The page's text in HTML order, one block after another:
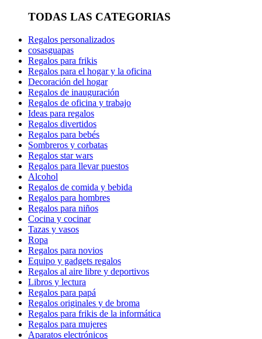
TODAS LAS CATEGORIAS
Regalos personalizados
cosasguapas
Regalos para frikis
Regalos para el hogar y la oficina
Decoración del hogar
Regalos de inauguración
Regalos de oficina y trabajo
Ideas para regalos
Regalos divertidos
Regalos para bebés
Sombreros y corbatas
Regalos star wars
Regalos para llevar puestos
Alcohol
Regalos de comida y bebida
Regalos para hombres
Regalos para niños
Cocina y cocinar
Tazas y vasos
Ropa
Regalos para novios
Equipo y gadgets regalos
Regalos al aire libre y deportivos
Libros y lectura
Regalos para papá
Regalos originales y de broma
Regalos para frikis de la informática
Regalos para mujeres
Aparatos electrónicos